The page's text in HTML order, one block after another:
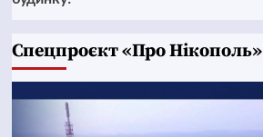
Cпецпроєкт «Про Нікополь»